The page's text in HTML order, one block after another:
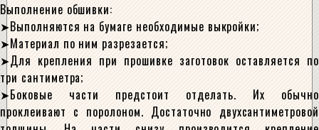
Выполнение обшивки:
Выполняются на бумаге необходимые выкройки;
Материал по ним разрезается;
Для крепления при прошивке заготовок оставляется по
три сантиметра;
Боковые части предстоит отделать. Их обычно
проклеивают с поролоном. Достаточно двухсантиметровой